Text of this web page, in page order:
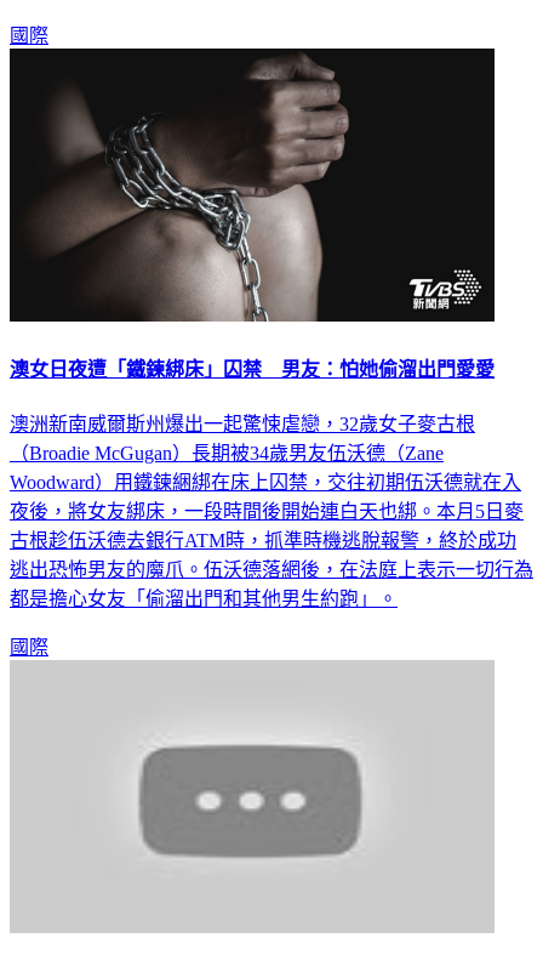
國際
澳女日夜遭「鐵鍊綁床」囚禁 男友：怕她偷溜出門愛愛
澳洲新南威爾斯州爆出一起驚悚虐戀，32歲女子麥古根
（Broadie McGugan）長期被34歲男友伍沃德（Zane
Woodward）用鐵鍊綑綁在床上囚禁，交往初期伍沃德就在入
夜後，將女友綁床，一段時間後開始連白天也綁。本月5日麥
古根趁伍沃德去銀行ATM時，抓準時機逃脫報警，終於成功
逃出恐怖男友的魔爪。伍沃德落網後，在法庭上表示一切行為
都是擔心女友「偷溜出門和其他男生約跑」。
國際